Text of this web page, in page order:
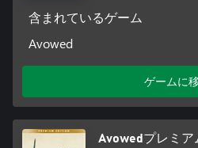
た、将来的に変更または廃止される
含まれているゲーム
Avowed
ゲームに
Avowedプレミア